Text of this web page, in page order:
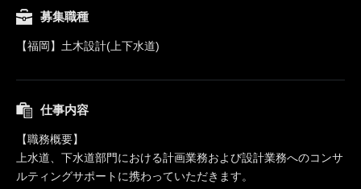
募集職種
【福岡】土木設計(上下水道)
仕事内容
【職務概要】
上水道、下水道部門における計画業務および設計業務へのコンサ
ルティングサポートに携わっていただきます。